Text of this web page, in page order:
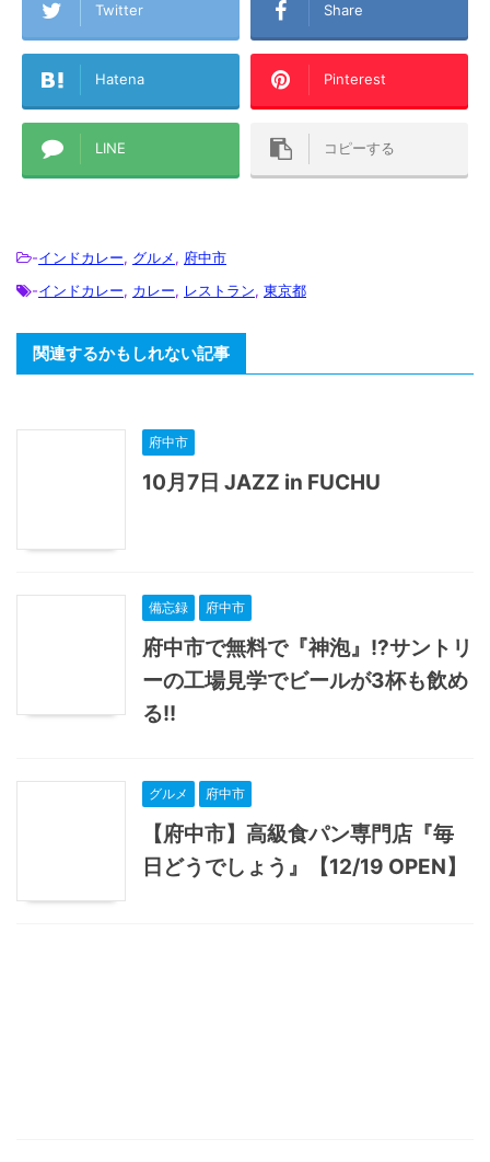
Twitter Share
Hatena Pinterest
LINE コピーする
-インドカレー, グルメ, 府中市
-インドカレー, カレー, レストラン, 東京都
関連するかもしれない記事
府中市
10月7日 JAZZ in FUCHU
備忘録 府中市
府中市で無料で『神泡』!?サントリ
ーの工場見学でビールが3杯も飲め
る!!
グルメ 府中市
【府中市】高級食パン専門店『毎
日どうでしょう』【12/19 OPEN】